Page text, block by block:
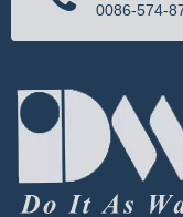
0086-574-